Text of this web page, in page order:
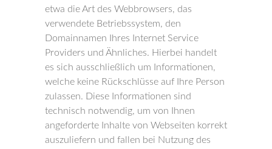
etwa die Art des Webbrowsers, das
verwendete Betriebssystem, den
Domainnamen Ihres Internet Service
Providers und Ähnliches. Hierbei handelt
es sich ausschließlich um Informationen,
welche keine Rückschlüsse auf Ihre Person
zulassen. Diese Informationen sind
technisch notwendig, um von Ihnen
angeforderte Inhalte von Webseiten korrekt
auszuliefern und fallen bei Nutzung des